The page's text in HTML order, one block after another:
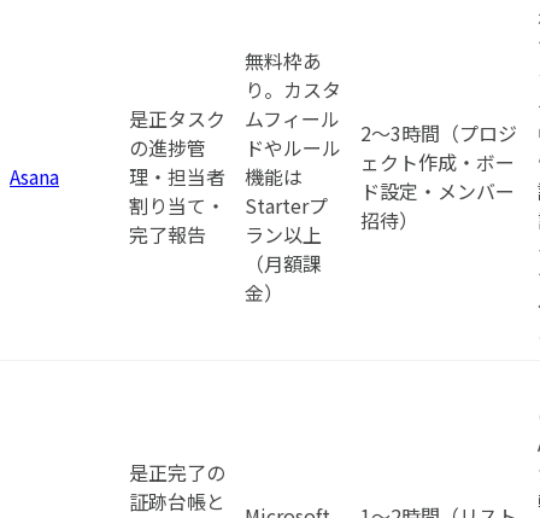
Asana
是正タスク
の進捗管
理・担当者
割り当て・
完了報告
無料枠あ
り。カスタ
ムフィール
ドやルール
機能は
Starterプ
ラン以上
（月額課
金）
2〜3時間（プロジ
ェクト作成・ボー
ド設定・メンバー
招待）
是正完了の
証跡台帳と